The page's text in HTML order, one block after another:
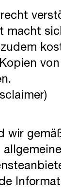
macht
wir